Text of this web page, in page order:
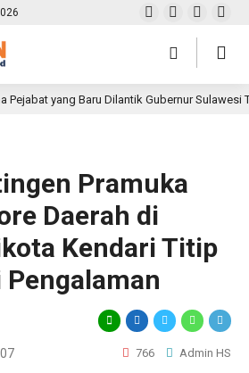
Pejabat yang Baru Dilantik Gubernur Sulawesi
Pramuka
Daerah di
Kendari Titip
Pengalaman
766 Admin HS